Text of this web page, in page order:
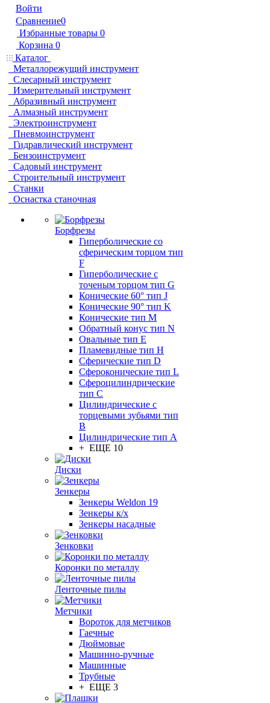
Войти
Сравнение0
Избранные товары 0
Корзина 0
Каталог
Металлорежущий инструмент
Слесарный инструмент
Измерительный инструмент
Абразивный инструмент
Алмазный инструмент
Электроинструмент
Пневмоинструмент
Гидравлический инструмент
Бензоинструмент
Садовый инструмент
Строительный инструмент
Станки
Оснастка станочная
Борфрезы
Гиперболические cо
сферическим торцом тип
F
Гиперболические с
точеным торцом тип G
Конические 60° тип J
Конические 90° тип K
Конические тип M
Обратный конус тип N
Овальные тип E
Пламевидные тип H
Сферические тип D
Сфероконические тип L
Сфероцилиндрические
тип C
Цилиндрические с
торцевыми зубьями тип
B
Цилиндрические тип А
+ ЕЩЕ 10
Диски
Зенкеры
Зенкеры Weldon 19
Зенкеры к/х
Зенкеры насадные
Зенковки
Коронки по металлу
Ленточные пилы
Метчики
Вороток для метчиков
Гаечные
Дюймовые
Машинно-ручные
Машинные
Трубные
+ ЕЩЕ 3